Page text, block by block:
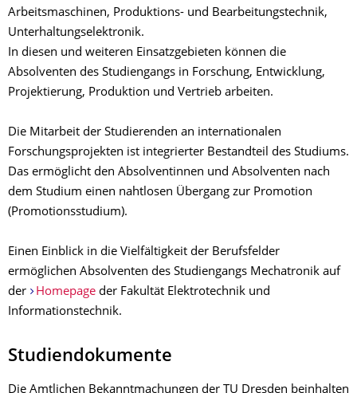
Arbeitsmaschinen, Produktions- und Bearbeitungstechnik,
Unterhaltungselektronik.
In diesen und weiteren Einsatzgebieten können die
Absolventen des Studiengangs in Forschung, Entwicklung,
Projektierung, Produktion und Vertrieb arbeiten.
Die Mitarbeit der Studierenden an internationalen
Forschungsprojekten ist integrierter Bestandteil des Studiums.
Das ermöglicht den Absolventinnen und Absolventen nach
dem Studium einen nahtlosen Übergang zur Promotion
(Promotionsstudium).
Einen Einblick in die Vielfältigkeit der Berufsfelder
ermöglichen Absolventen des Studiengangs Mechatronik auf
der
Homepageder Fakultät Elektrotechnik und
Informationstechnik.
Studiendokumente
Die Amtlichen Bekanntmachungen der TU Dresden beinhalten